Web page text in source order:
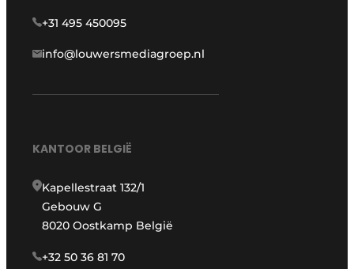
+31 495 450095
info@louwersmediagroep.nl
KANTOOR BELGIË
Kapellestraat 132/1
Gebouw G
8020 Oostkamp België
+32 50 36 81 70